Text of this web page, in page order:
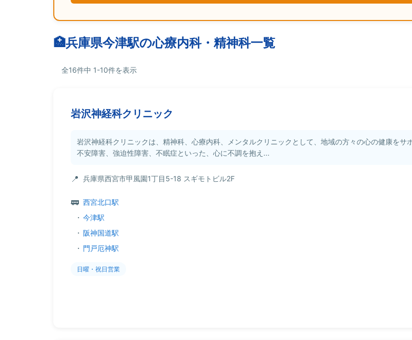
兵庫県今津駅の心療内科・精神科一覧
全16件中 1-10件を表示
岩沢神経科クリニック
岩沢神経科クリニックは、精神科、心療内科、メンタルクリニックとして、地域の方々の心の健康をサ
不安障害、強迫性障害、不眠症といった、心に不調を抱え...
兵庫県西宮市甲風園1丁目5-18 スギモトビル2F
西宮北口駅
・ 今津駅
・ 阪神国道駅
・ 門戸厄神駅
日曜・祝日営業